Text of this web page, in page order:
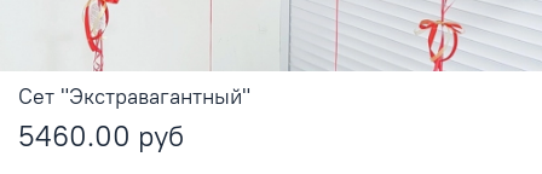
Сет "Экстравагантный"
5460.00 руб